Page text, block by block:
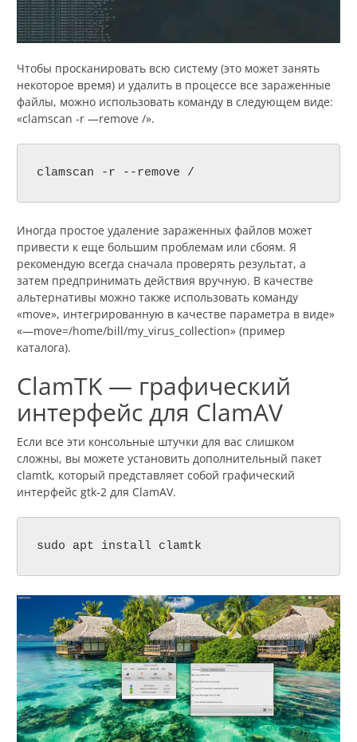
Чтобы просканировать всю систему (это может занять
некоторое время) и удалить в процессе все зараженные
файлы, можно использовать команду в следующем виде:
«clamscan -r —remove /».
clamscan -r --remove /
Иногда простое удаление зараженных файлов может
привести к еще большим проблемам или сбоям. Я
рекомендую всегда сначала проверять результат, а
затем предпринимать действия вручную. В качестве
альтернативы можно также использовать команду
«move», интегрированную в качестве параметра в виде»
«—move=/home/bill/my_virus_collection» (пример
каталога).
ClamTK — графический
интерфейс для ClamAV
Если все эти консольные штучки для вас слишком
сложны, вы можете установить дополнительный пакет
clamtk, который представляет собой графический
интерфейс gtk-2 для ClamAV.
sudo apt install clamtk